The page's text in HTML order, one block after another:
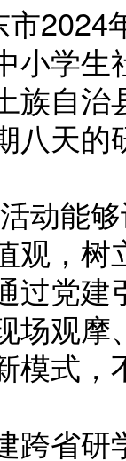
小学
族自
八天
能够
观，树
过党
场观
模式
省研